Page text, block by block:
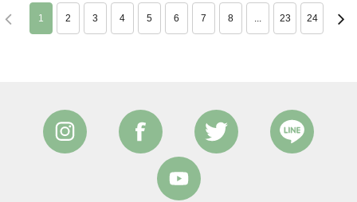
1 2 3 4 5 6 7 8 ... 23 24